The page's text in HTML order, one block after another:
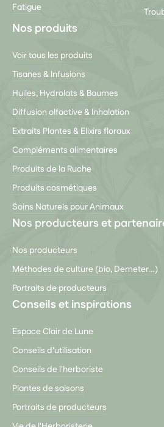
Fatigue
Nos produits
Voir tous les produits
Tisanes & Infusions
Huiles, Hydrolats & Baumes
Diffusion olfactive & Inhalation
Extraits Plantes & Elixirs floraux
Compléments alimentaires
Produits de la Ruche
Produits cosmétiques
Soins Naturels pour Animaux
Nos producteurs et
Nos producteurs
Méthodes de culture (bio, Demeter…)
Portraits de producteurs
Conseils et inspirations
Espace Clair de Lune
Conseils d’utilisation
Conseils de l'herboriste
Plantes de saisons
Portraits de producteurs